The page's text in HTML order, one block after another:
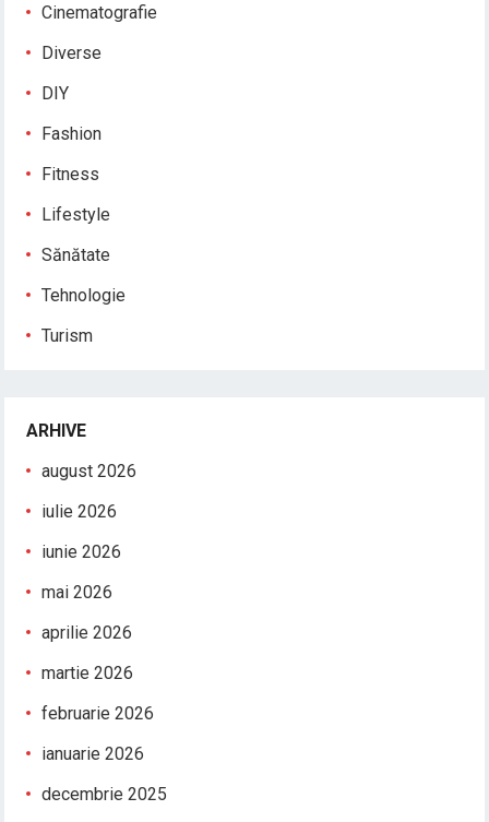
Cinematografie
Diverse
DIY
Fashion
Fitness
Lifestyle
Sănătate
Tehnologie
Turism
ARHIVE
august 2026
iulie 2026
iunie 2026
mai 2026
aprilie 2026
martie 2026
februarie 2026
ianuarie 2026
decembrie 2025